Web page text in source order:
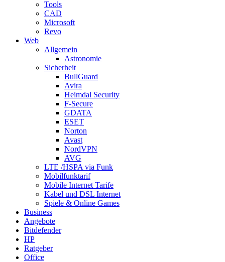
Tools
CAD
Microsoft
Revo
Web
Allgemein
Astronomie
Sicherheit
BullGuard
Avira
Heimdal Security
F-Secure
GDATA
ESET
Norton
Avast
NordVPN
AVG
LTE /HSPA via Funk
Mobilfunktarif
Mobile Internet Tarife
Kabel und DSL Internet
Spiele & Online Games
Business
Angebote
Bitdefender
HP
Ratgeber
Office